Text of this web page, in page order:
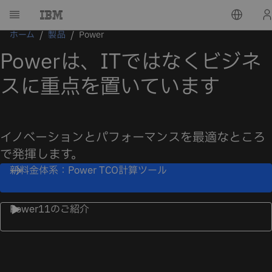
ホーム 製品 Power
Powerは、ITではなくビジネ
スに重点を置いています
イノベーションとパフォーマンスを最適なところ
で発揮します。
新料金体系：Power TCO計算ツール
Power11のご紹介